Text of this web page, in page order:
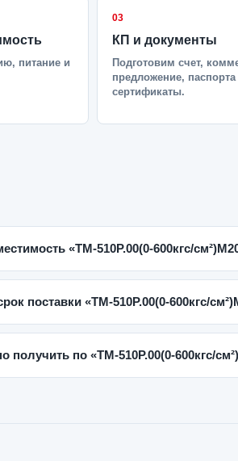
питание и
03
КП и документы
Подготовим счет,
предложение, паспорта
сертификаты.
«ТМ-510Р.00(0-600кгс/
поставки «ТМ-510Р.00(0-600кгс/
по «ТМ-510Р.00(0-600кгс/